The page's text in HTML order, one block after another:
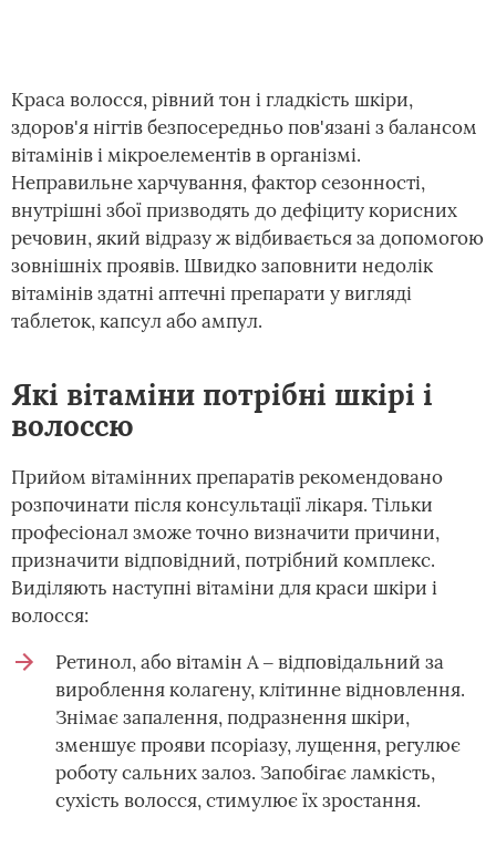
Краса волосся, рівний тон і гладкість шкіри,
здоров'я нігтів безпосередньо пов'язані з балансом
вітамінів і мікроелементів в організмі.
Неправильне харчування, фактор сезонності,
внутрішні збої призводять до дефіциту корисних
речовин, який відразу ж відбивається за допомогою
зовнішніх проявів. Швидко заповнити недолік
вітамінів здатні аптечні препарати у вигляді
таблеток, капсул або ампул.
Які вітаміни потрібні шкірі і
волоссю
Прийом вітамінних препаратів рекомендовано
розпочинати після консультації лікаря. Тільки
професіонал зможе точно визначити причини,
призначити відповідний, потрібний комплекс.
Виділяють наступні вітаміни для краси шкіри і
волосся:
Ретинол, або вітамін А ‒ відповідальний за
вироблення колагену, клітинне відновлення.
Знімає запалення, подразнення шкіри,
зменшує прояви псоріазу, лущення, регулює
роботу сальних залоз. Запобігає ламкість,
сухість волосся, стимулює їх зростання.